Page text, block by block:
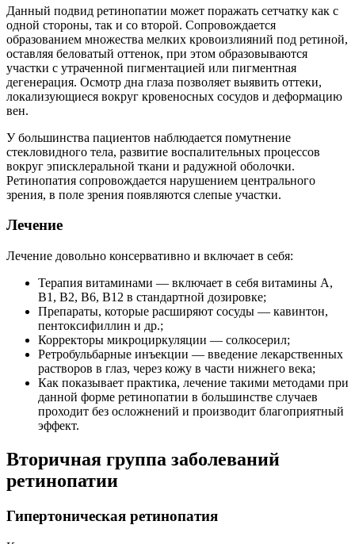
Данный подвид ретинопатии может поражать сетчатку как с
одной стороны, так и со второй. Сопровождается
образованием множества мелких кровоизлияний под ретиной,
оставляя беловатый оттенок, при этом образовываются
участки с утраченной пигментацией или пигментная
дегенерация. Осмотр дна глаза позволяет выявить оттеки,
локализующиеся вокруг кровеносных сосудов и деформацию
вен.
У большинства пациентов наблюдается помутнение
стекловидного тела, развитие воспалительных процессов
вокруг эписклеральной ткани и радужной оболочки.
Ретинопатия сопровождается нарушением центрального
зрения, в поле зрения появляются слепые участки.
Лечение
Лечение довольно консервативно и включает в себя:
Терапия витаминами — включает в себя витамины A,
B1, B2, B6, B12 в стандартной дозировке;
Препараты, которые расширяют сосуды — кавинтон,
пентоксифиллин и др.;
Корректоры микроциркуляции — солкосерил;
Ретробульбарные инъекции — введение лекарственных
растворов в глаз, через кожу в части нижнего века;
Как показывает практика, лечение такими методами при
данной форме ретинопатии в большинстве случаев
проходит без осложнений и производит благоприятный
эффект.
Вторичная группа заболеваний
ретинопатии
Гипертоническая ретинопатия